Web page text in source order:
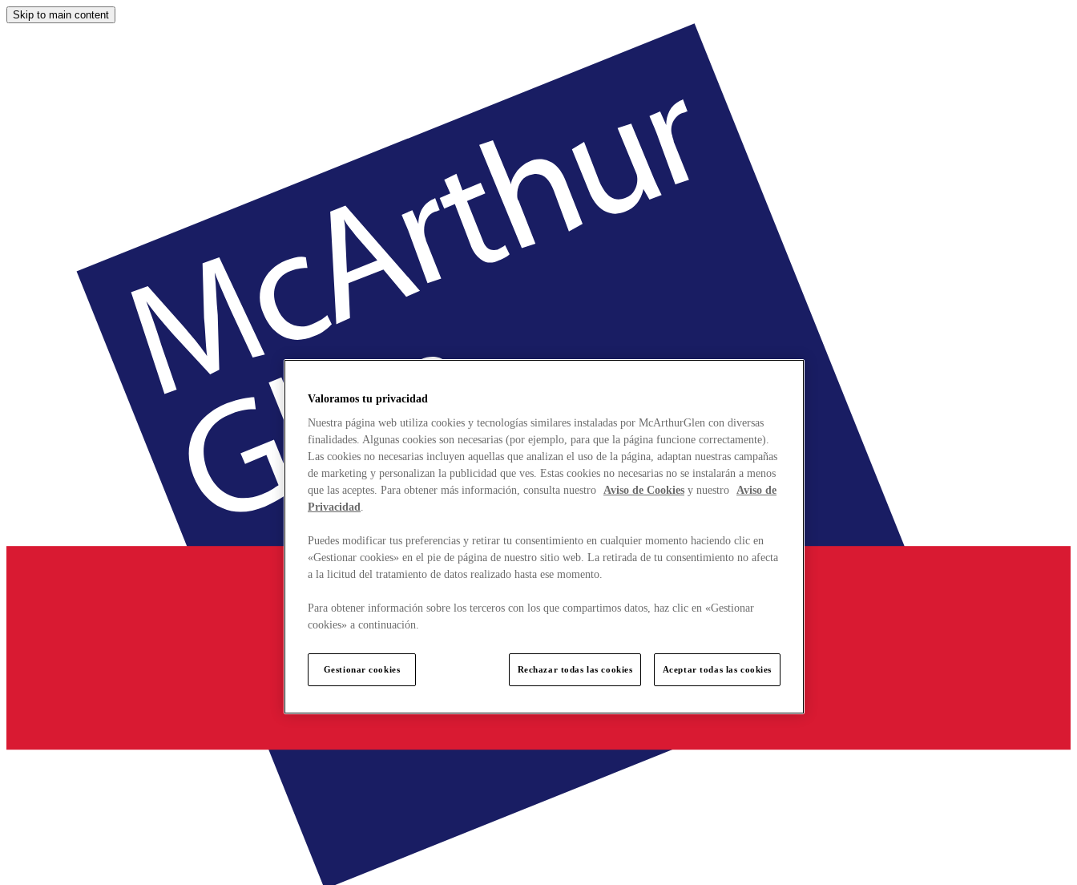
Skip to main content
Valoramos tu privacidad
Nuestra página web utiliza cookies y tecnologías similares instaladas por McArthurGlen con diversas
finalidades. Algunas cookies son necesarias (por ejemplo, para que la página funcione correctamente).
Las cookies no necesarias incluyen aquellas que analizan el uso de la página, adaptan nuestras campañas
de marketing y personalizan la publicidad que ves. Estas cookies no necesarias no se instalarán a menos
que las aceptes. Para obtener más información, consulta nuestro Aviso de Cookies y nuestro Aviso de
Privacidad.
Puedes modificar tus preferencias y retirar tu consentimiento en cualquier momento haciendo clic en
«Gestionar cookies» en el pie de página de nuestro sitio web. La retirada de tu consentimiento no afecta
a la licitud del tratamiento de datos realizado hasta ese momento.
Para obtener información sobre los terceros con los que compartimos datos, haz clic en «Gestionar
cookies» a continuación.
Gestionar cookies Rechazar todas las cookies Aceptar todas las cookies